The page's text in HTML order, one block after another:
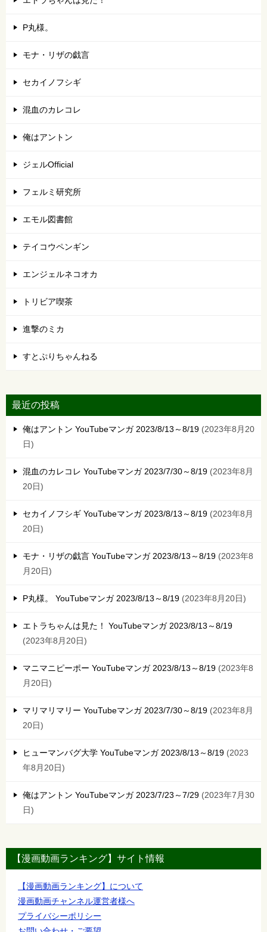
P丸様。
モナ・リザの戯言
セカイノフシギ
混血のカレコレ
俺はアントン
ジェルOfficial
フェルミ研究所
エモル図書館
テイコウペンギン
エンジェルネコオカ
トリビア喫茶
進撃のミカ
すとぷりちゃんねる
最近の投稿
俺はアントン YouTubeマンガ 2023/8/13～8/19 2023年8月20
日
混血のカレコレ YouTubeマンガ 2023/7/30～8/19 2023年8月
20日
セカイノフシギ YouTubeマンガ 2023/8/13～8/19 2023年8月
20日
モナ・リザの戯言 YouTubeマンガ 2023/8/13～8/19 2023年8
月20日
P丸様。 YouTubeマンガ 2023/8/13～8/19 2023年8月20日
エトラちゃんは見た！ YouTubeマンガ 2023/8/13～8/19
2023年8月20日
マニマニピーポー YouTubeマンガ 2023/8/13～8/19 2023年8
月20日
マリマリマリー YouTubeマンガ 2023/7/30～8/19 2023年8月
20日
ヒューマンバグ大学 YouTubeマンガ 2023/8/13～8/19 2023
年8月20日
俺はアントン YouTubeマンガ 2023/7/23～7/29 2023年7月30
日
【漫画動画ランキング】サイト情報
【漫画動画ランキング】について
漫画動画チャンネル運営者様へ
プライバシーポリシー